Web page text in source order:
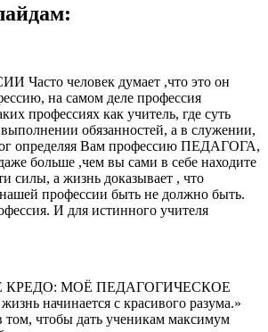
человек думает ,что это он
на самом деле профессия
профессиях как учитель, где суть
обязанностей, а в служении,
определяя Вам профессию ПЕДАГОГА,
больше ,чем вы сами в себе находите
силы, а жизнь доказывает , что
профессии быть не должно быть.
И для истинного учителя
МОЁ ПЕДАГОГИЧЕСКОЕ
начинается с красивого разума.»
том, чтобы дать ученикам максимум